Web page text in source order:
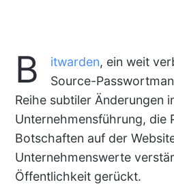
B itwarden, ein weit
Source-
Reihe subtiler Änderungen
Unternehmensführung, die
Botschaften auf der
Unternehmenswerte
Öffentlichkeit gerückt.